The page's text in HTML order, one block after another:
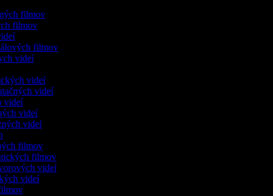
filmov
filmov
filmov
videí
videí
videí
videí
videí
videí
filmov
filmov
videí
videí